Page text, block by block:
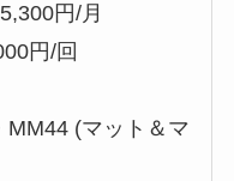
円/月
円/回
MM44 (マット＆マ